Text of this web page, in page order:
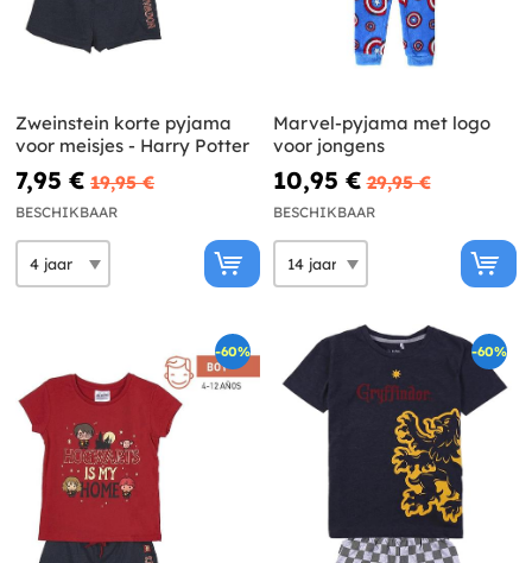
Zweinstein korte pyjama
voor meisjes - Harry Potter
7,95 € 19,95 €
BESCHIKBAAR
Marvel-pyjama met logo
voor jongens
10,95 € 29,95 €
BESCHIKBAAR
-60% -60%